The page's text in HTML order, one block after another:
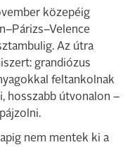
közepéig
Az útra
grandiózus
feltankolnak
hosszabb útvonalon –
nem mentek ki a